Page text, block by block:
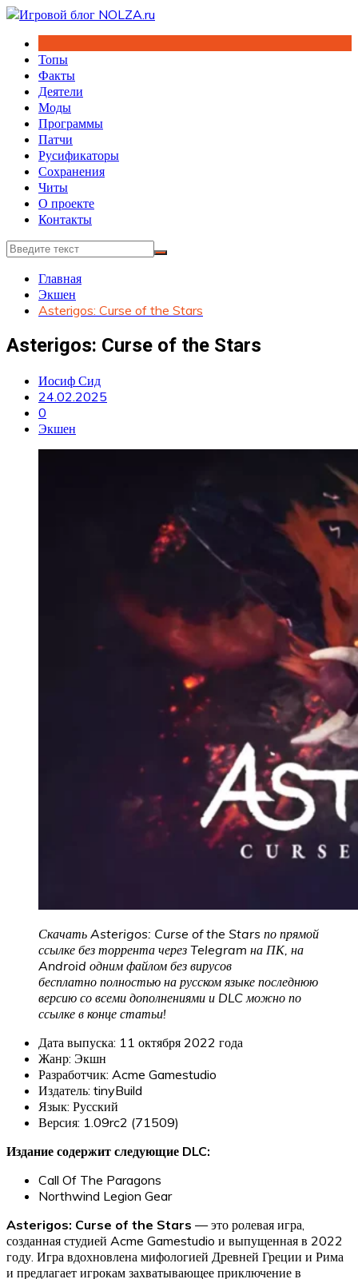
Перейти
содержимому
Топы
Факты
Деятели
Моды
Программы
Патчи
Русификаторы
Сохранения
Читы
О проекте
Контакты
Главная
Экшен
Asterigos: Curse of the Stars
Asterigos: Curse of the Stars
Иосиф Сид
24.02.2025
0
Экшен
Скачать Asterigos: Curse of the Stars по прямой
ссылке без торрента через Telegram на ПК, на
Android одним файлом без вирусов
бесплатно полностью на русском языке последнюю
версию со всеми дополнениями и DLC можно по
ссылке в конце статьи!
Дата выпуска: 11 октября 2022 года
Жанр: Экшн
Разработчик: Acme Gamestudio
Издатель: tinyBuild
Язык: Русский
Версия: 1.09rc2 (71509)
Издание содержит следующие DLC:
Call Of The Paragons
Northwind Legion Gear
Asterigos: Curse of the Stars — это ролевая игра,
созданная студией Acme Gamestudio и выпущенная в 2022
году. Игра вдохновлена мифологией Древней Греции и Рима
и предлагает игрокам захватывающее приключение в